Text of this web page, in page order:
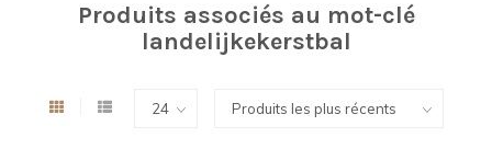
Produits associés au mot-clé
landelijkekerstbal